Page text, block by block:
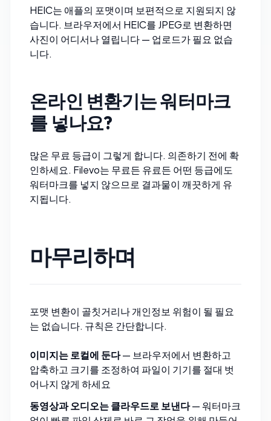
HEIC는 애플의 포맷이며 보편적으로 지원되지 않
습니다. 브라우저에서 HEIC를 JPEG로 변환하면
사진이 어디서나 열립니다 — 업로드가 필요 없습
니다.
온라인 변환기는 워터마크
를 넣나요?
많은 무료 등급이 그렇게 합니다. 의존하기 전에 확
인하세요. Filevo는 무료든 유료든 어떤 등급에도
워터마크를 넣지 않으므로 결과물이 깨끗하게 유
지됩니다.
마무리하며
포맷 변환이 골칫거리나 개인정보 위험이 될 필요
는 없습니다. 규칙은 간단합니다.
이미지는 로컬에 둔다— 브라우저에서 변환하고
압축하고 크기를 조정하여 파일이 기기를 절대 벗
어나지 않게 하세요
동영상과 오디오는 클라우드로 보낸다— 워터마크